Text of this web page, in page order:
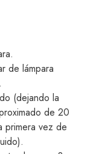
de lámpara
(dejando la
de 20
primera vez de